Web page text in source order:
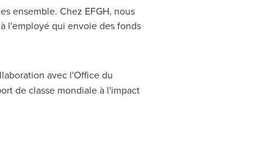
ensemble. Chez EFGH, nous
l'employé qui envoie des fonds
avec l'Office du
de classe mondiale à l'impact